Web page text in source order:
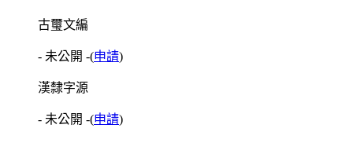
古璽文編
- 未公開 -(申請)
漢隸字源
- 未公開 -(申請)